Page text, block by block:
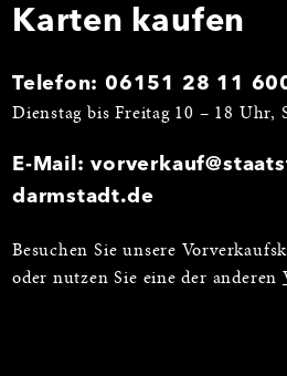
Karten kaufen
Telefon:06151 28 11
Dienstag bis Freitag 10 – 18 Uhr,
E-Mail:
darmstadt.de
Besuchen Sie unsere
oder nutzen Sie eine der anderen